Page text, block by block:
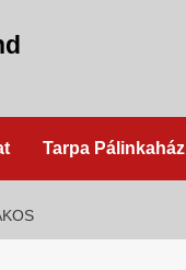
Tarpa Pálinkaház